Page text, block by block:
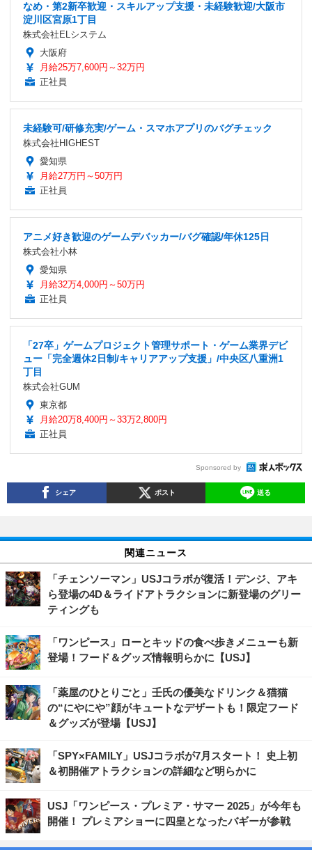
なめ・第2新卒歓迎・スキルアップ支援・未経験歓迎/大阪市
淀川区宮原1丁目
株式会社ELシステム
大阪府
月給25万7,600円～32万円
正社員
未経験可/研修充実/ゲーム・スマホアプリのバグチェック
株式会社HIGHEST
愛知県
月給27万円～50万円
正社員
アニメ好き歓迎のゲームデバッカー/バグ確認/年休125日
株式会社小林
愛知県
月給32万4,000円～50万円
正社員
「27卒」ゲームプロジェクト管理サポート・ゲーム業界デビ
ュー「完全週休2日制/キャリアアップ支援」/中央区八重洲1
丁目
株式会社GUM
東京都
月給20万8,400円～33万2,800円
正社員
Sponsored by
シェア ポスト 送る
関連ニュース
「チェンソーマン」USJコラボが復活！デンジ、アキ
ら登場の4D＆ライドアトラクションに新登場のグリー
ティングも
「ワンピース」ローとキッドの食べ歩きメニューも新
登場！フード＆グッズ情報明らかに【USJ】
「薬屋のひとりごと」壬氏の優美なドリンク＆猫猫
の“にやにや”顔がキュートなデザートも！限定フード
＆グッズが登場【USJ】
「SPY×FAMILY」USJコラボが7月スタート！ 史上初
＆初開催アトラクションの詳細など明らかに
USJ「ワンピース・プレミア・サマー 2025」が今年も
開催！ プレミアショーに四皇となったバギーが参戦